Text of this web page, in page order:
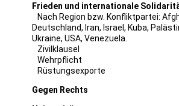
Frieden und internationale
Nach Region bzw. Konfliktpartei:
Deutschland, Iran, Israel , Kuba,
Ukraine, USA, Venezuela
Zivilklausel
Wehrpflicht
Rüstungsexporte
Gegen Rechts